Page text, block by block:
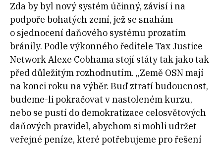
Zda by byl nový systém účinný, závisí i na
podpoře bohatých zemí, jež se snahám
o sjednocení daňového systému prozatím
bránily. Podle výkonného ředitele Tax Justice
NetworkAlexe Cobhama stojí státy tak jako tak
před důležitým rozhodnutím. „Země OSN mají
na konci roku na výběr. Buď ztratí budoucnost,
budeme-li pokračovat v nastoleném kurzu,
nebo se pustí do demokratizace celosvětových
daňových pravidel, abychom si mohli udržet
veřejné peníze, které potřebujeme pro řešení